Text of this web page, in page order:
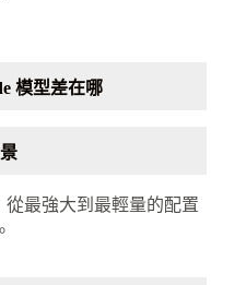
模型差在哪
最強大到最輕量的配置
。